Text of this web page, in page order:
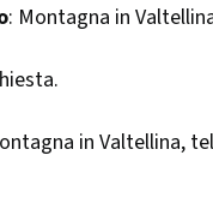
: Montagna in
in Valtellina,